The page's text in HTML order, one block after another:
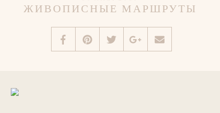
Вилла «Анна»
Вилла «Лилли»
Вилла «Дафна»
Удобства и услуги
ЖИВОПИСНЫЕ МАРШРУТЫ